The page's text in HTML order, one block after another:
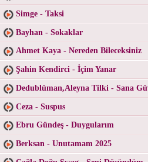
Simge - Taksi
Bayhan - Sokaklar
Ahmet Kaya - Nereden Bileceksiniz
Şahin Kendirci - İçim Yanar
Dedublüman,Aleyna Tilki - Sana
Ceza - Suspus
Ebru Gündeş - Duygularım
Berksan - Unutamam 2025